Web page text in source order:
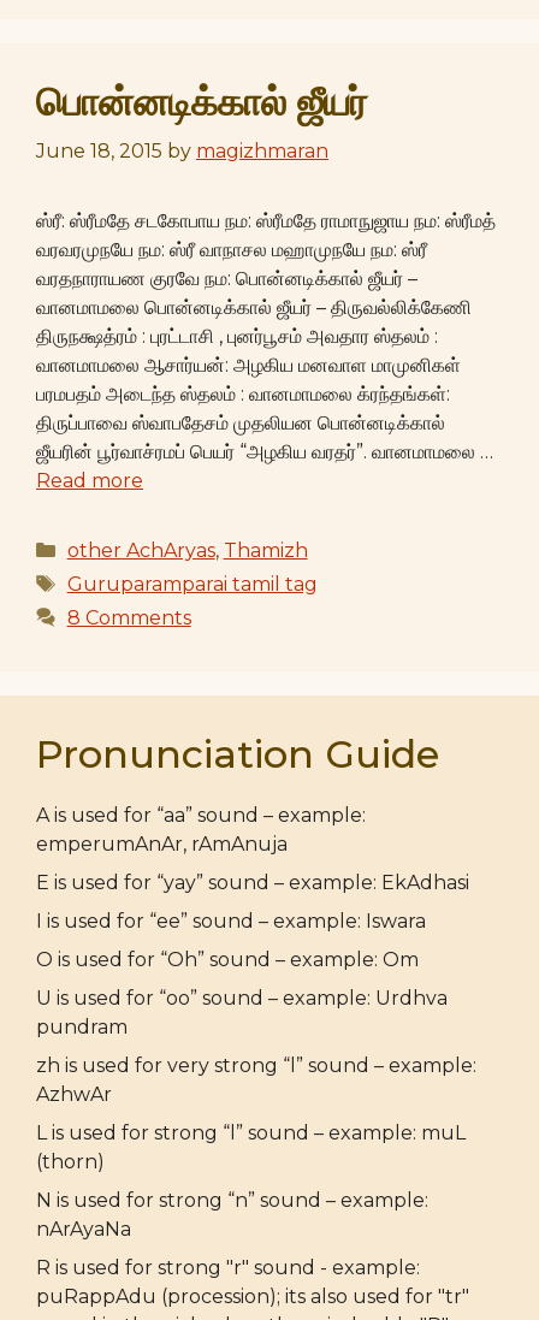
பொன்னடிக்கால் ஜீயர்
June 18, 2015 by magizhmaran
ஸ்ரீ: ஸ்ரீமதே சடகோபாய நம: ஸ்ரீமதே ராமாநுஜாய நம: ஸ்ரீமத்
வரவரமுநயே நம: ஸ்ரீ வாநாசல மஹாமுநயே நம: ஸ்ரீ
வரதநாராயண குரவே நம: பொன்னடிக்கால் ஜீயர் –
வானமாமலை பொன்னடிக்கால் ஜீயர் – திருவல்லிக்கேணி
திருநக்ஷத்ரம் : புரட்டாசி , புனர்பூசம் அவதார ஸ்தலம் :
வானமாமலை ஆசார்யன்: அழகிய மனவாள மாமுனிகள்
பரமபதம் அடைந்த ஸ்தலம் : வானமாமலை க்ரந்தங்கள்:
திருப்பாவை ஸ்வாபதேசம் முதலியன பொன்னடிக்கால்
ஜீயரின் பூர்வாச்ரமப் பெயர் “அழகிய வரதர்”. வானமாமலை …
Read more
Categories
other AchAryas, Thamizh
Tags
Guruparamparai tamil tag
8 Comments
Pronunciation Guide
A is used for “aa” sound – example:
emperumAnAr, rAmAnuja
E is used for “yay” sound – example: EkAdhasi
I is used for “ee” sound – example: Iswara
O is used for “Oh” sound – example: Om
U is used for “oo” sound – example: Urdhva
pundram
zh is used for very strong “l” sound – example:
AzhwAr
L is used for strong “l” sound – example: muL
(thorn)
N is used for strong “n” sound – example:
nArAyaNa
R is used for strong "r" sound - example:
puRappAdu (procession); its also used for "tr"